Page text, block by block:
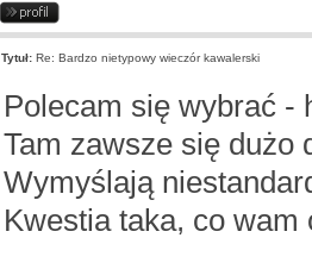
Tytuł: Re: Bardzo nietypowy wieczór kawalerski
Polecam się wybrać -
Tam zawsze się dużo
Wymyślają
Kwestia taka, co wam